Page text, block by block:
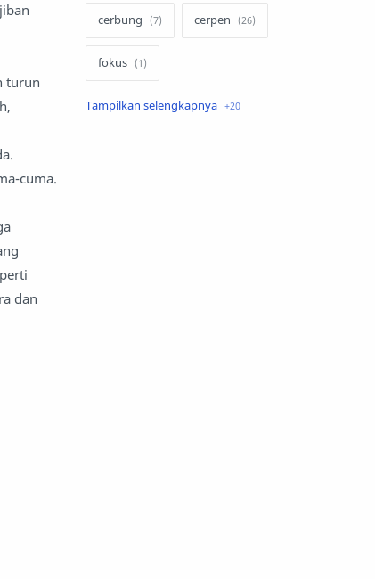
turun
cuma.
dan
cerbung cerpen
fokus
hukum internasional